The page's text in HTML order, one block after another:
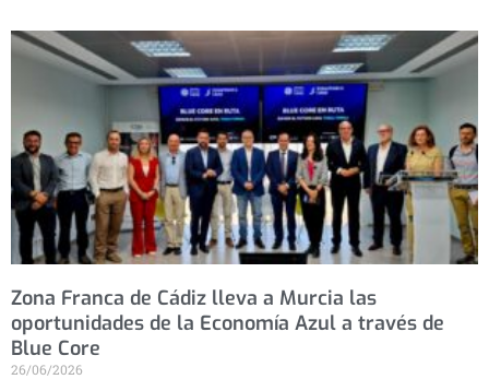
Zona Franca de Cádiz lleva a Murcia las
oportunidades de la Economía Azul a través de
Blue Core
26/06/2026